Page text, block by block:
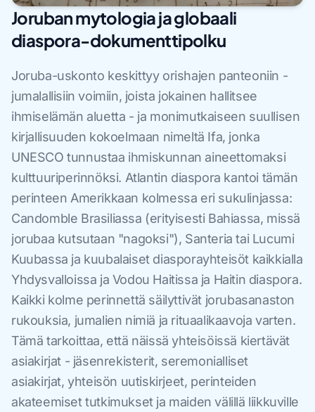
Joruban mytologia ja globaali
diaspora-dokumenttipolku
Joruba-uskonto keskittyy orishajen panteoniin -
jumalallisiin voimiin, joista jokainen hallitsee
ihmiselämän aluetta - ja monimutkaiseen suullisen
kirjallisuuden kokoelmaan nimeltä Ifa, jonka
UNESCO tunnustaa ihmiskunnan aineettomaksi
kulttuuriperinnöksi. Atlantin diaspora kantoi tämän
perinteen Amerikkaan kolmessa eri sukulinjassa:
Candomble Brasiliassa (erityisesti Bahiassa, missä
jorubaa kutsutaan "nagoksi"), Santeria tai Lucumi
Kuubassa ja kuubalaiset diasporayhteisöt kaikkialla
Yhdysvalloissa ja Vodou Haitissa ja Haitin diaspora.
Kaikki kolme perinnettä säilyttivät jorubasanaston
rukouksia, jumalien nimiä ja rituaalikaavoja varten.
Tämä tarkoittaa, että näissä yhteisöissä kiertävät
asiakirjat - jäsenrekisterit, seremonialliset
asiakirjat, yhteisön uutiskirjeet, perinteiden
akateemiset tutkimukset ja maiden välillä liikkuville